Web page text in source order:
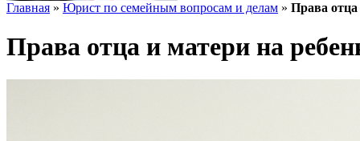
Главная » Юрист по семейным вопросам и делам » Права отца
Права отца и матери на